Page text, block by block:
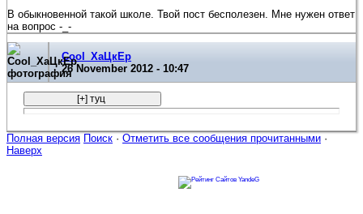
В обыкновенной такой школе. Твой пост бесполезен. Мне нужен ответ
на вопрос -_-
Cool_ХаЦкЕр
26 November 2012 - 10:47
Полная версия Поиск · Отметить все сообщения прочитанными ·
Наверх